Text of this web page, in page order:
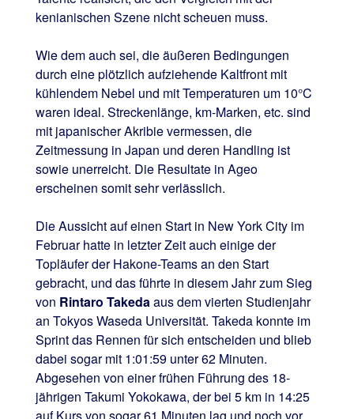
kenianischen Szene nicht scheuen muss.
Wie dem auch sei, die äußeren Bedingungen
durch eine plötzlich aufziehende Kaltfront mit
kühlendem Nebel und mit Temperaturen um 10°C
waren ideal. Streckenlänge, km-Marken, etc. sind
mit japanischer Akribie vermessen, die
Zeitmessung in Japan und deren Handling ist
sowie unerreicht. Die Resultate in Ageo
erscheinen somit sehr verlässlich.
Die Aussicht auf einen Start in New York City im
Februar hatte in letzter Zeit auch einige der
Topläufer der Hakone-Teams an den Start
gebracht, und das führte in diesem Jahr zum Sieg
von Rintaro Takedaaus dem vierten Studienjahr
an Tokyos Waseda Universität. Takeda konnte im
Sprint das Rennen für sich entscheiden und blieb
dabei sogar mit 1:01:59 unter 62 Minuten.
Abgesehen von einer frühen Führung des 18-
jährigen Takumi Yokokawa, der bei 5 km in 14:25
auf Kurs von sogar 61 Minuten lag und noch vor